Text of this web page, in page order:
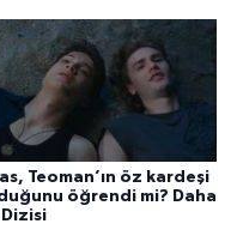
Teoman’ın öz kardeşi
öğrendi mi? Daha
Dizisi